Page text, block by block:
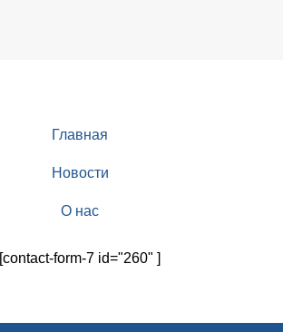
Главная
Новости
О нас
[contact-form-7 id="260" ]